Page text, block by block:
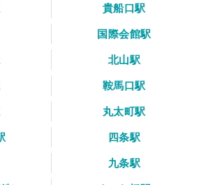
貴船口駅
国際会館駅
北山駅
鞍馬口駅
丸太町駅
四条駅
九条駅